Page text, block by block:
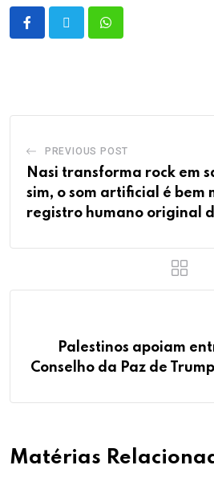
PREVIOUS POST
Nasi transforma rock em
sim, o som artificial é bem
registro humano original
Palestinos apoiam
Conselho da Paz de
Matérias